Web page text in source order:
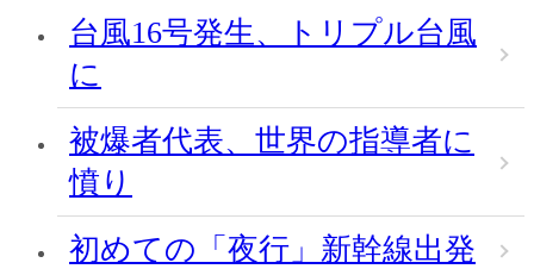
台風16号発生、トリプル台風
に
被爆者代表、世界の指導者に
憤り
初めての「夜行」新幹線出発